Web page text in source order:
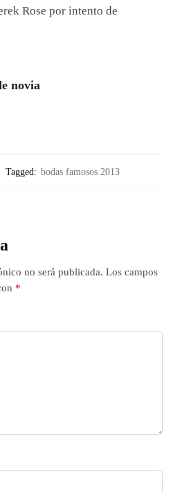
Rose por intento de
novia
Tagged: bodas famosos 2013
no será publicada. Los campos
*